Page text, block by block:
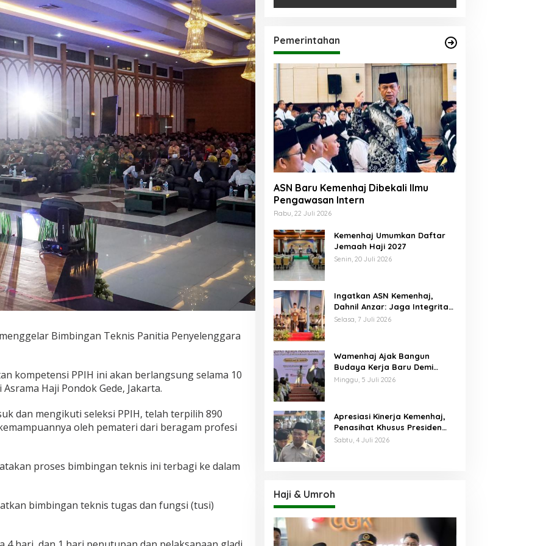
Bimbingan Teknis Panitia Penyelenggara
kompetensi PPIH ini akan berlangsung selama 10
Haji Pondok Gede, Jakarta.
dan mengikuti seleksi PPIH, telah terpilih 890
oleh pemateri dari beragam profesi
proses bimbingan teknis ini terbagi ke dalam
bimbingan teknis tugas dan fungsi (tusi)
Pemerintahan
ASN Baru Kemenhaj Dibekali Ilmu
Pengawasan Intern
Rabu, 22 Juli 2026
Kemenhaj Umumkan Daftar
Jemaah Haji 2027
Senin, 20 Juli 2026
Ingatkan ASN Kemenhaj,
Dahnil Anzar: Jaga Integritas,
Hentikan Praktik Menjadikan
Selasa, 7 Juli 2026
Wamenhaj Ajak Bangun
Budaya Kerja Baru Demi
Pelayanan Terbaik bagi
Minggu, 5 Juli 2026
Apresiasi Kinerja Kemenhaj,
Penasihat Khusus Presiden
Nilai Transisi
Sabtu, 4 Juli 2026
Haji & Umroh